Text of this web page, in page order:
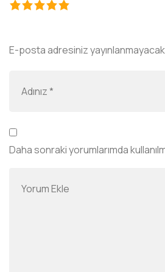
E-posta adresiniz
Daha sonraki yorumlarımda